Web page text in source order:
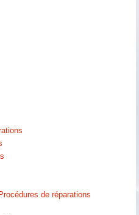
de réparations